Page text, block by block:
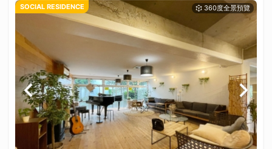
SOCIAL RESIDENCE